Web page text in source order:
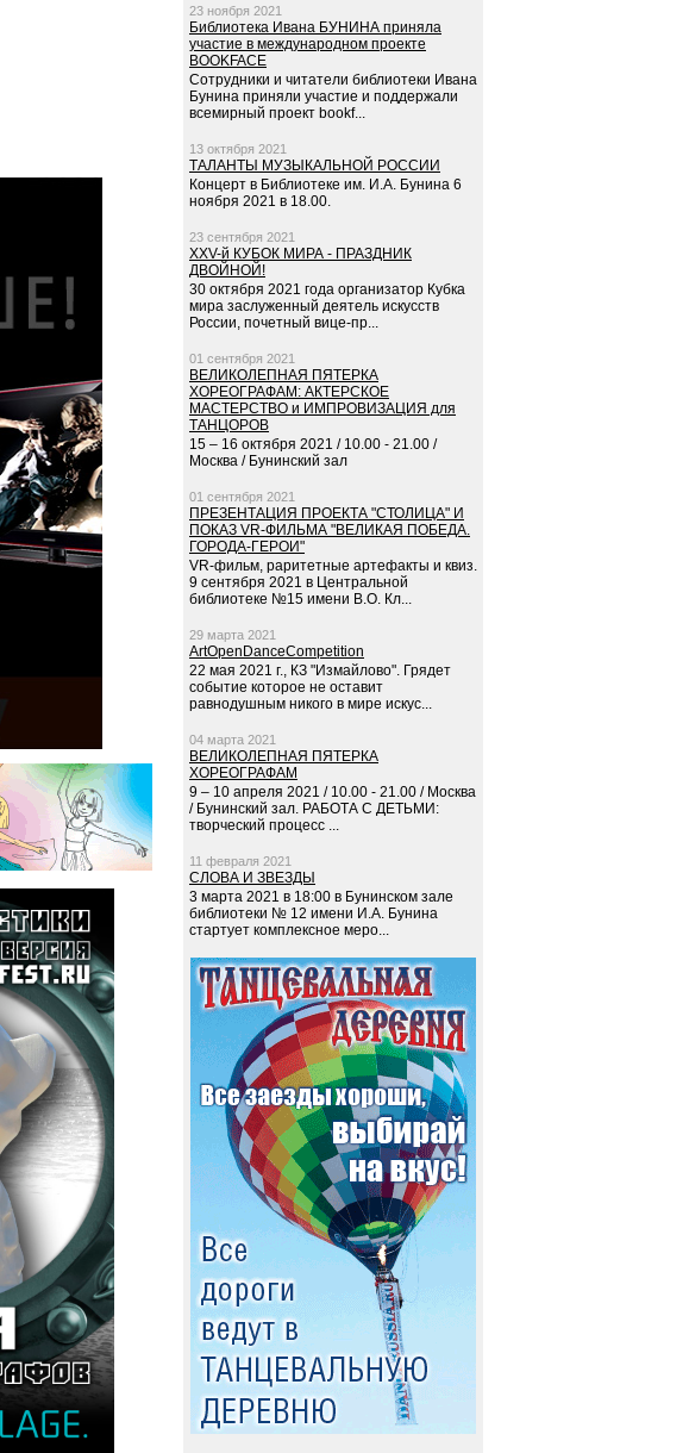
23 ноября 2021
Библиотека Ивана БУНИНА приняла
участие в международном проекте
BOOKFACE
Сотрудники и читатели библиотеки Ивана
Бунина приняли участие и поддержали
всемирный проект bookf...
13 октября 2021
ТАЛАНТЫ МУЗЫКАЛЬНОЙ РОССИИ
Концерт в Библиотеке им. И.А. Бунина 6
ноября 2021 в 18.00.
23 сентября 2021
XXV-й КУБОК МИРА - ПРАЗДНИК
ДВОЙНОЙ!
30 октября 2021 года организатор Кубка
мира заслуженный деятель искусств
России, почетный вице-пр...
01 сентября 2021
ВЕЛИКОЛЕПНАЯ ПЯТЕРКА
ХОРЕОГРАФАМ: АКТЕРСКОЕ
МАСТЕРСТВО и ИМПРОВИЗАЦИЯ для
ТАНЦОРОВ
15 – 16 октября 2021 / 10.00 - 21.00 /
Москва / Бунинский зал
01 сентября 2021
ПРЕЗЕНТАЦИЯ ПРОЕКТА "СТОЛИЦА" И
ПОКАЗ VR-ФИЛЬМА "ВЕЛИКАЯ ПОБЕДА.
ГОРОДА-ГЕРОИ"
VR-фильм, раритетные артефакты и квиз.
9 сентября 2021 в Центральной
библиотеке №15 имени В.О. Кл...
29 марта 2021
ArtOpenDanceCompetition
22 мая 2021 г., КЗ "Измайлово". Грядет
событие которое не оставит
равнодушным никого в мире искус...
04 марта 2021
ВЕЛИКОЛЕПНАЯ ПЯТЕРКА
ХОРЕОГРАФАМ
9 – 10 апреля 2021 / 10.00 - 21.00 / Москва
/ Бунинский зал. РАБОТА С ДЕТЬМИ:
творческий процесс ...
11 февраля 2021
СЛОВА И ЗВЕЗДЫ
3 марта 2021 в 18:00 в Бунинском зале
библиотеки № 12 имени И.А. Бунина
стартует комплексное меро...